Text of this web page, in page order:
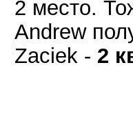
2 место.
Andrew
Zaciek - 2